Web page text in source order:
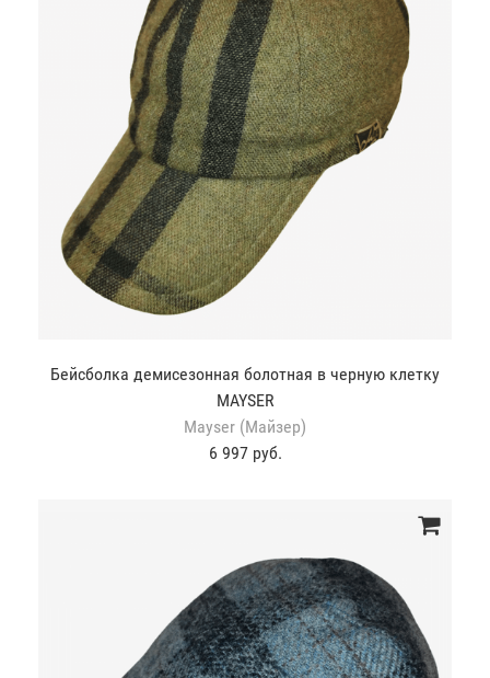
Бейсболка демисезонная болотная в черную клетку
MAYSER
Mayser (Майзер)
6 997 руб.